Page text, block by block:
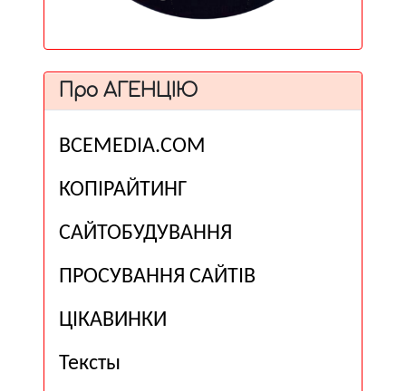
Про АГЕНЦІЮ
ВСЕМЕDІА.COM
КОПІРАЙТИНГ
САЙТОБУДУВАННЯ
ПРОСУВАННЯ САЙТІВ
ЦІКАВИНКИ
Тексты